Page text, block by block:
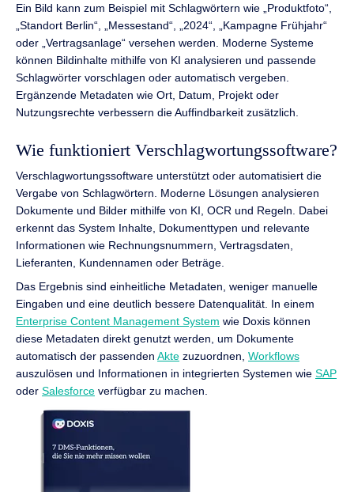
Ein Bild kann zum Beispiel mit Schlagwörtern wie „Produktfoto“,
„Standort Berlin“, „Messestand“, „2024“, „Kampagne Frühjahr“
oder „Vertragsanlage“ versehen werden. Moderne Systeme
können Bildinhalte mithilfe von KI analysieren und passende
Schlagwörter vorschlagen oder automatisch vergeben.
Ergänzende Metadaten wie Ort, Datum, Projekt oder
Nutzungsrechte verbessern die Auffindbarkeit zusätzlich.
Wie funktioniert Verschlagwortungssoftware?
Verschlagwortungssoftware unterstützt oder automatisiert die
Vergabe von Schlagwörtern. Moderne Lösungen analysieren
Dokumente und Bilder mithilfe von KI, OCR und Regeln. Dabei
erkennt das System Inhalte, Dokumenttypen und relevante
Informationen wie Rechnungsnummern, Vertragsdaten,
Lieferanten, Kundennamen oder Beträge.
Das Ergebnis sind einheitliche Metadaten, weniger manuelle
Eingaben und eine deutlich bessere Datenqualität. In einem
Enterprise Content Management System wie Doxis können
diese Metadaten direkt genutzt werden, um Dokumente
automatisch der passenden Akte zuzuordnen, Workflows
auszulösen und Informationen in integrierten Systemen wie SAP
oder Salesforce verfügbar zu machen.